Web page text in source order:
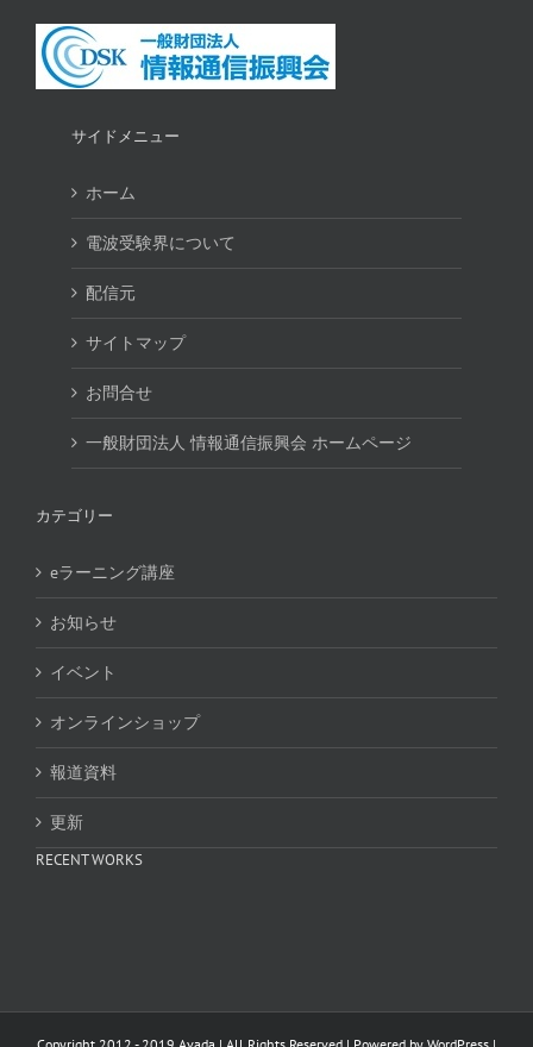
サイドメニュー
ホーム
電波受験界について
配信元
サイトマップ
お問合せ
一般財団法人 情報通信振興会 ホームページ
カテゴリー
eラーニング講座
お知らせ
イベント
オンラインショップ
報道資料
更新
RECENT WORKS